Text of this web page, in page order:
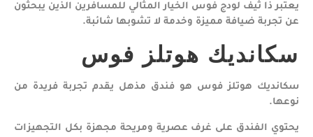
يعتبر ذا ثيف لودج فوس الخيار المثالي للمسافرين الذين يبحثون
عن تجربة ضيافة مميزة وخدمة لا تشوبها شائبة.
سكانديك هوتلز فوس
سكانديك هوتلز فوس هو فندق مذهل يقدم تجربة فريدة من
نوعها.
يحتوي الفندق على غرف عصرية ومريحة مجهزة بكل التجهيزات